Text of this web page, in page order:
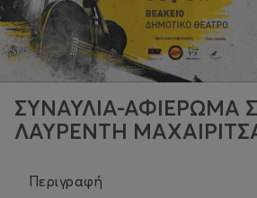
ΣΥΝΑΥΛΙΑ-ΑΦΙΕΡΩΜΑ
ΛΑΥΡΕΝΤΗ
Περιγραφή